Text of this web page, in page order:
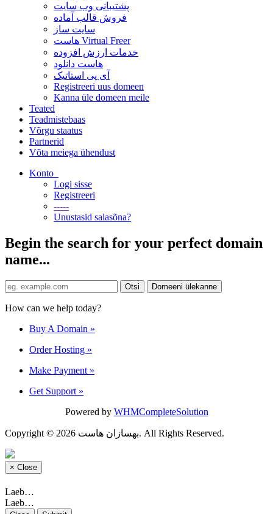
پشتیبانی وب سایت
فروش قالب آماده
سایت ساز
هاست Virtual Freer
خدمات ارزش افزوده
هاست دانلود
آی پی استاتیک
Registreeri uus domeen
Kanna üle domeen meile
Teated
Teadmistebaas
Võrgu staatus
Partnerid
Võta meiega ühendust
Konto
Logi sisse
Registreeri
-----
Unustasid salasõna?
Begin the search for your perfect domain
name...
How can we help today?
Buy A Domain »
Order Hosting »
Make Payment »
Get Support »
Powered by WHMCompleteSolution
Copyright © 2026 بهسازان هاست. All Rights Reserved.
× Close
Laeb…
Laeb…